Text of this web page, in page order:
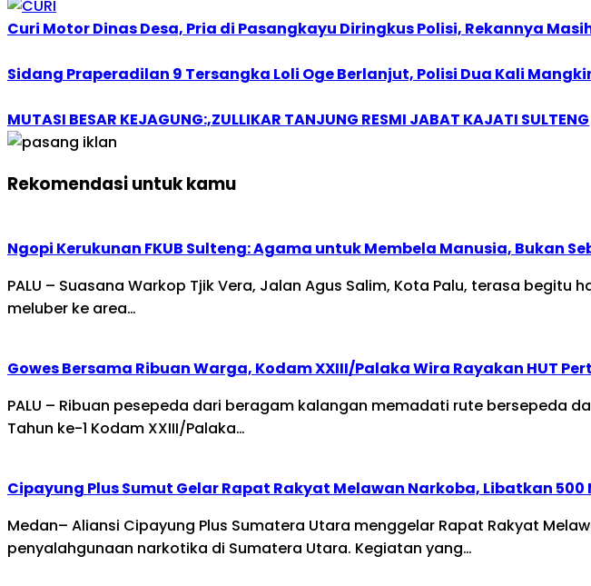
Curi Motor Dinas Desa, Pria di Pasangkayu Diringkus Polisi, Rekannya
Sidang Praperadilan 9 Tersangka Loli Oge Berlanjut, Polisi Dua Kali
MUTASI BESAR KEJAGUNG:,ZULLIKAR TANJUNG RESMI JABAT KAJATI SULTENG
Rekomendasi untuk kamu
Ngopi Kerukunan FKUB Sulteng: Agama untuk Membela Manusia, Bukan
PALU – Suasana Warkop Tjik Vera, Jalan Agus Salim, Kota Palu, terasa
meluber ke area…
Gowes Bersama Ribuan Warga, Kodam XXIII/Palaka Wira Rayakan HUT
PALU – Ribuan pesepeda dari beragam kalangan memadati rute bersepeda
Tahun ke-1 Kodam XXIII/Palaka…
Cipayung Plus Sumut Gelar Rapat Rakyat Melawan Narkoba, Libatkan
Medan– Aliansi Cipayung Plus Sumatera Utara menggelar Rapat Rakyat
penyalahgunaan narkotika di Sumatera Utara. Kegiatan yang…